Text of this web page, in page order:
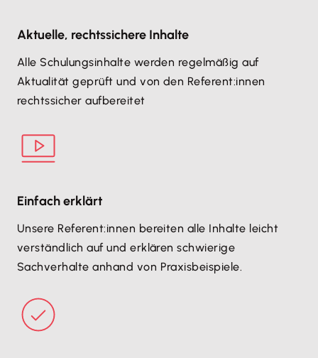
Aktuelle, rechtssichere Inhalte
Alle Schulungsinhalte werden regelmäßig auf
Aktualität geprüft und von den Referent:innen
rechtssicher aufbereitet
Einfach erklärt
Unsere Referent:innen bereiten alle Inhalte leicht
verständlich auf und erklären schwierige
Sachverhalte anhand von Praxisbeispiele.